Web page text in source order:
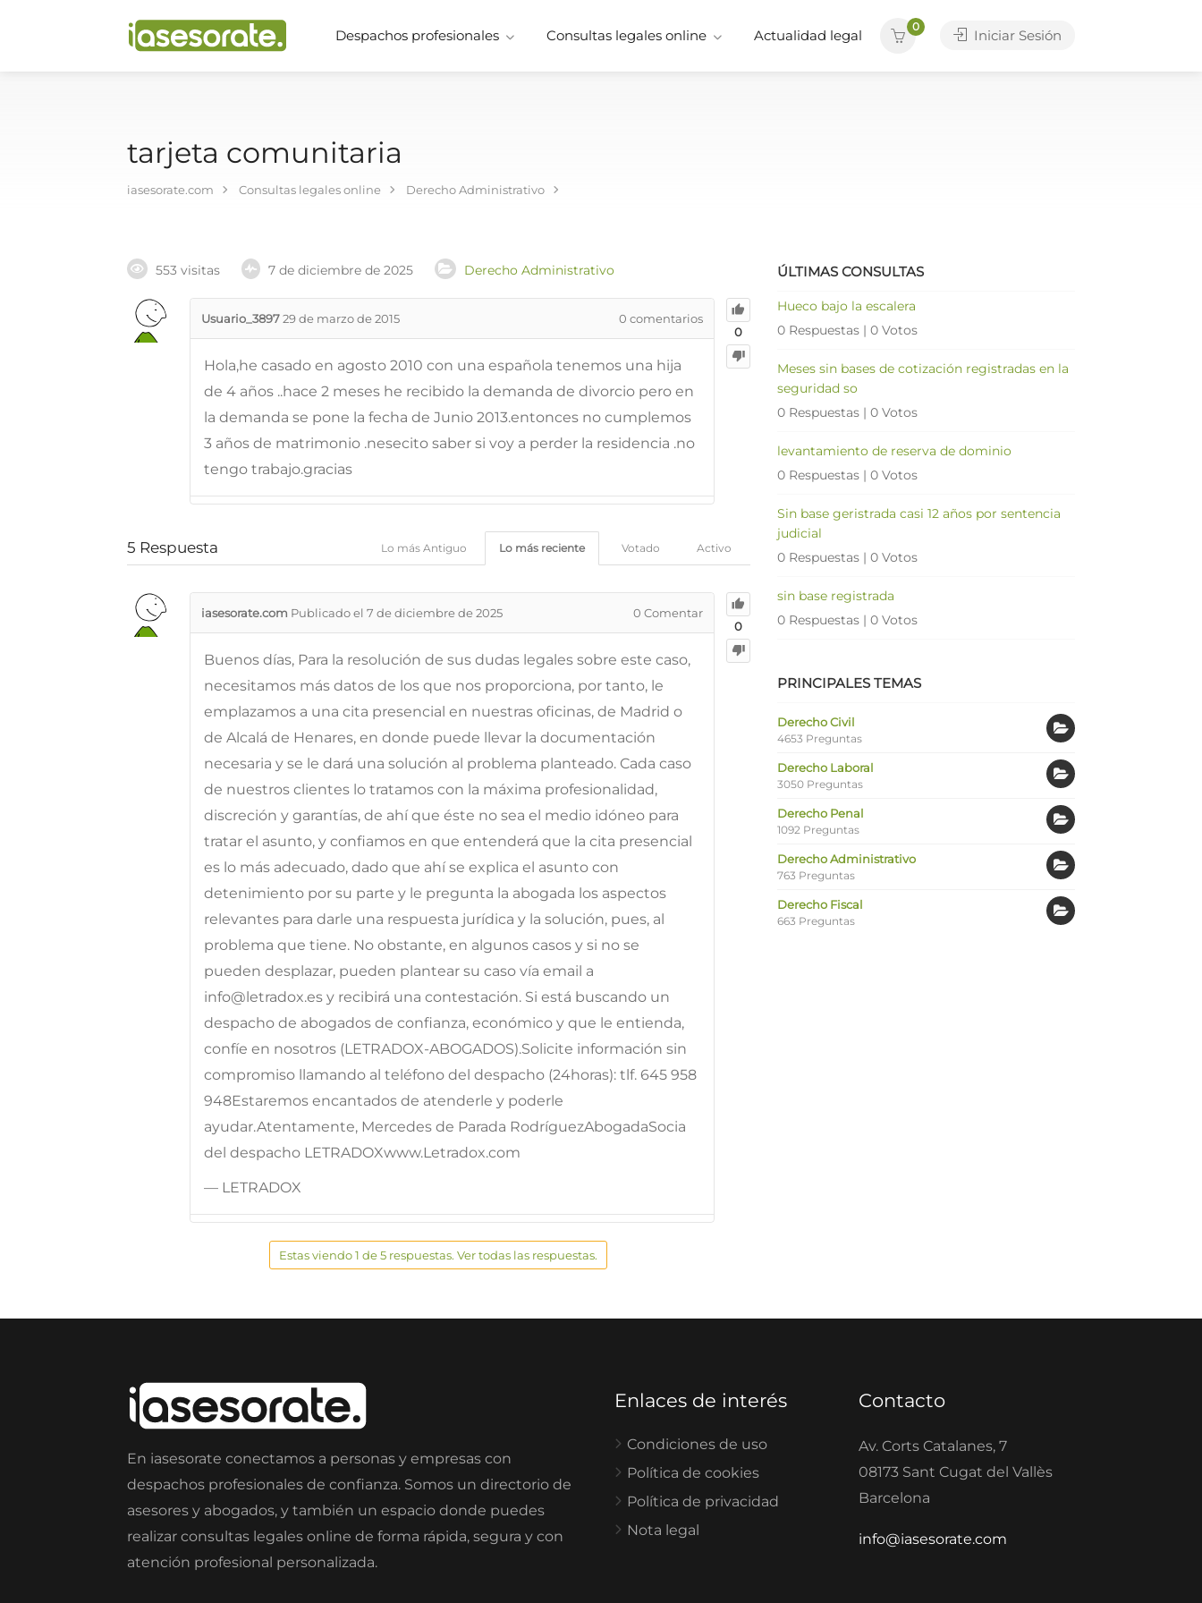
Despachos profesionales Consultas legales online Actualidad legal
0
Iniciar Sesión
tarjeta comunitaria
iasesorate.com Consultas legales online Derecho Administrativo
553 visitas 7 de diciembre de 2025 Derecho Administrativo
0
Usuario_389729 de marzo de 2015 0 comentarios
Hola,he casado en agosto 2010 con una española tenemos una hija
de 4 años ..hace 2 meses he recibido la demanda de divorcio pero en
la demanda se pone la fecha de Junio 2013.entonces no cumplemos
3 años de matrimonio .nesecito saber si voy a perder la residencia .no
tengo trabajo.gracias
5 Respuesta Activo
Votado
Lo más reciente
Lo más Antiguo
0
iasesorate.com Publicado el 7 de diciembre de 2025 0 Comentar
Buenos días, Para la resolución de sus dudas legales sobre este caso,
necesitamos más datos de los que nos proporciona, por tanto, le
emplazamos a una cita presencial en nuestras oficinas, de Madrid o
de Alcalá de Henares, en donde puede llevar la documentación
necesaria y se le dará una solución al problema planteado. Cada caso
de nuestros clientes lo tratamos con la máxima profesionalidad,
discreción y garantías, de ahí que éste no sea el medio idóneo para
tratar el asunto, y confiamos en que entenderá que la cita presencial
es lo más adecuado, dado que ahí se explica el asunto con
detenimiento por su parte y le pregunta la abogada los aspectos
relevantes para darle una respuesta jurídica y la solución, pues, al
problema que tiene. No obstante, en algunos casos y si no se
pueden desplazar, pueden plantear su caso vía email a
info@letradox.es y recibirá una contestación. Si está buscando un
despacho de abogados de confianza, económico y que le entienda,
confíe en nosotros (LETRADOX-ABOGADOS).Solicite información sin
compromiso llamando al teléfono del despacho (24horas): tlf. 645 958
948Estaremos encantados de atenderle y poderle
ayudar.Atentamente, Mercedes de Parada RodríguezAbogadaSocia
del despacho LETRADOXwww.Letradox.com
— LETRADOX
Estas viendo 1 de 5 respuestas. Ver todas las respuestas.
ÚLTIMAS CONSULTAS
Hueco bajo la escalera
0 Respuestas | 0 Votos
Meses sin bases de cotización registradas en la
seguridad so
0 Respuestas | 0 Votos
levantamiento de reserva de dominio
0 Respuestas | 0 Votos
Sin base geristrada casi 12 años por sentencia
judicial
0 Respuestas | 0 Votos
sin base registrada
0 Respuestas | 0 Votos
PRINCIPALES TEMAS
Derecho Civil
4653 Preguntas
Derecho Laboral
3050 Preguntas
Derecho Penal
1092 Preguntas
Derecho Administrativo
763 Preguntas
Derecho Fiscal
663 Preguntas
En iasesorate conectamos a personas y empresas con
despachos profesionales de confianza. Somos un directorio de
asesores y abogados, y también un espacio donde puedes
realizar consultas legales online de forma rápida, segura y con
atención profesional personalizada.
Enlaces de interés
Condiciones de uso
Política de cookies
Política de privacidad
Nota legal
Contacto
Av. Corts Catalanes, 7
08173 Sant Cugat del Vallès
Barcelona
info@iasesorate.com